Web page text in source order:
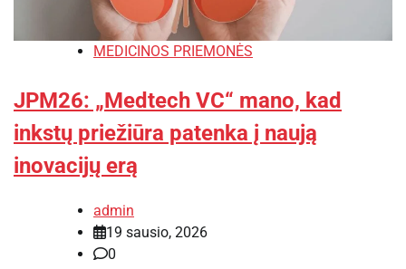
MEDICINOS PRIEMONĖS
JPM26: „Medtech VC“ mano, kad
inkstų priežiūra patenka į naują
inovacijų erą
admin
19 sausio, 2026
0